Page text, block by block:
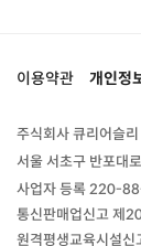
이용약관 개인정
주식회사 큐리어슬리
서울 서초구 반포대
사업자 등록 220-
통신판매업신고제
원격평생교육시설